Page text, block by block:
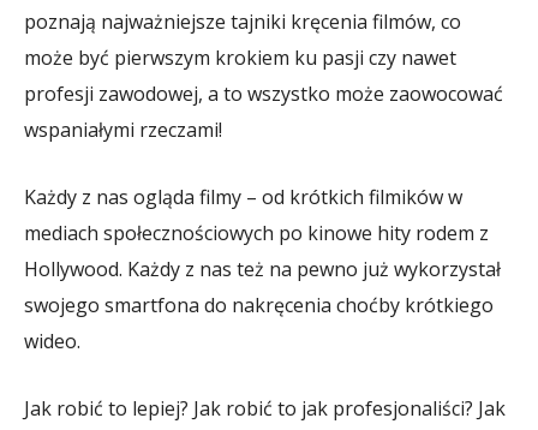
poznają najważniejsze tajniki kręcenia filmów, co
może być pierwszym krokiem ku pasji czy nawet
profesji zawodowej, a to wszystko może zaowocować
wspaniałymi rzeczami!
Każdy z nas ogląda filmy – od krótkich filmików w
mediach społecznościowych po kinowe hity rodem z
Hollywood. Każdy z nas też na pewno już wykorzystał
swojego smartfona do nakręcenia choćby krótkiego
wideo.
Jak robić to lepiej? Jak robić to jak profesjonaliści? Jak